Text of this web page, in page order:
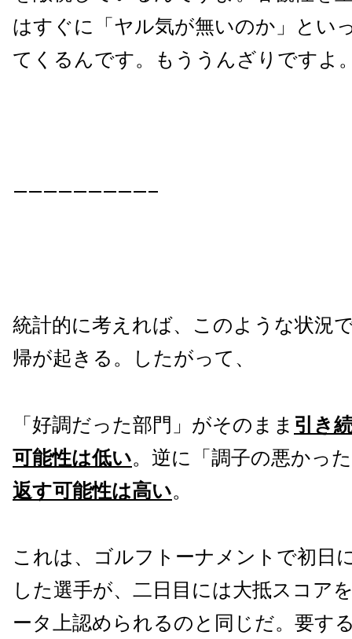
はすぐに「ヤル気が無いのか」とい
てくるんです。もううんざりですよ
—————————–
統計的に考えれば、このような状況
帰が起きる。したがって、
「好調だった部門」がそのまま 引き
可能性は低い。逆に「調子の悪かっ
返す可能性は高い。
これは、ゴルフトーナメントで初日
した選手が、二日目には大抵スコア
ータ上認められるのと同じだ。要す